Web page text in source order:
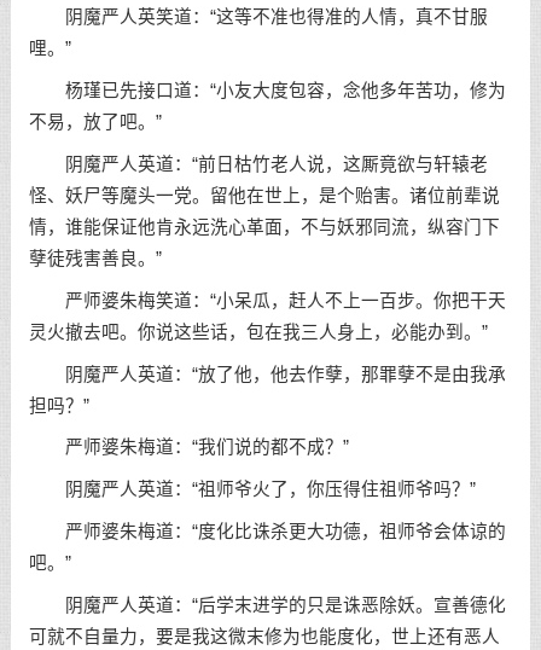
阴魔严人英笑道：“这等不准也得准的人情，真不甘服
哩。”
杨瑾已先接口道：“小友大度包容，念他多年苦功，修为
不易，放了吧。”
阴魔严人英道：“前日枯竹老人说，这厮竟欲与轩辕老
怪、妖尸等魔头一党。留他在世上，是个贻害。诸位前辈说
情，谁能保证他肯永远洗心革面，不与妖邪同流，纵容门下
孽徒残害善良。”
严师婆朱梅笑道：“小呆瓜，赶人不上一百步。你把干天
灵火撤去吧。你说这些话，包在我三人身上，必能办到。”
阴魔严人英道：“放了他，他去作孽，那罪孽不是由我承
担吗？”
严师婆朱梅道：“我们说的都不成？”
阴魔严人英道：“祖师爷火了，你压得住祖师爷吗？”
严师婆朱梅道：“度化比诛杀更大功德，祖师爷会体谅的
吧。”
阴魔严人英道：“后学末进学的只是诛恶除妖。宣善德化
可就不自量力，要是我这微末修为也能度化，世上还有恶人